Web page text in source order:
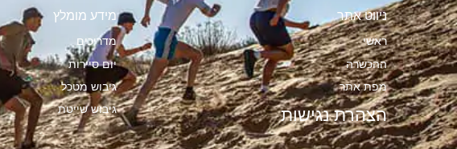
ניווט אתר
ראשי
ההכשרה
מפת אתר
הצהרת נגישות
מידע מומלץ
מדריכים
יום סיירות
גיבוש מטכל
גיבוש שייטת